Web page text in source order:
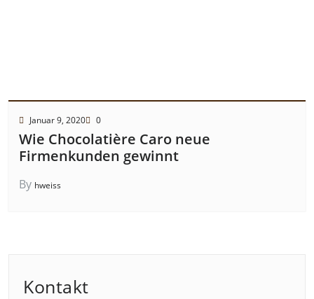
Januar 9, 2020 0
Wie Chocolatière Caro neue
Firmenkunden gewinnt
By hweiss
Kontakt